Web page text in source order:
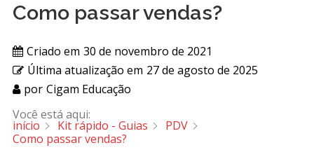
Como passar vendas?
Criado em 30 de novembro de 2021
Última atualização em 27 de agosto de 2025
por Cigam Educação
Você está aqui:
início Kit rápido - Guias
PDV
Como passar vendas?